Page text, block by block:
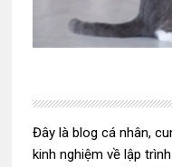
chính
Đây là blog cá nhân,
kinh nghiệm về lập